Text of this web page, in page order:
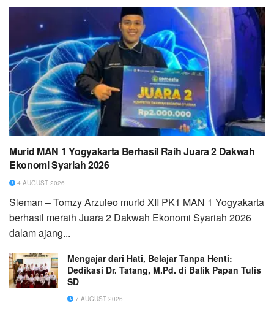
Murid MAN 1 Yogyakarta Berhasil Raih Juara 2 Dakwah
Ekonomi Syariah 2026
4 AUGUST 2026
Sleman – Tomzy Arzuleo murid XII PK1 MAN 1 Yogyakarta
berhasil meraih Juara 2 Dakwah Ekonomi Syariah 2026
dalam ajang...
Mengajar dari Hati, Belajar Tanpa Henti:
Dedikasi Dr. Tatang, M.Pd. di Balik Papan Tulis
SD
7 AUGUST 2026